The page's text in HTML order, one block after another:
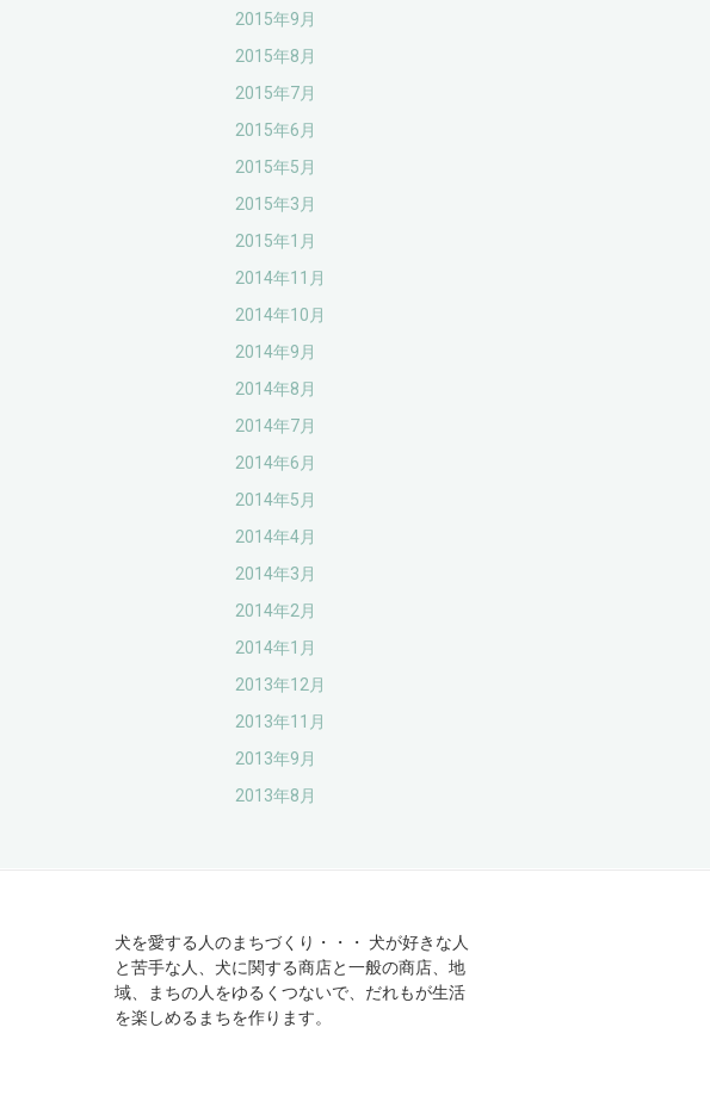
2015年9月
2015年8月
2015年7月
2015年6月
2015年5月
2015年3月
2015年1月
2014年11月
2014年10月
2014年9月
2014年8月
2014年7月
2014年6月
2014年5月
2014年4月
2014年3月
2014年2月
2014年1月
2013年12月
2013年11月
2013年9月
2013年8月
犬を愛する人のまちづくり・・・ 犬が好きな人
と苦手な人、犬に関する商店と一般の商店、地
域、まちの人をゆるくつないで、だれもが生活
を楽しめるまちを作ります。